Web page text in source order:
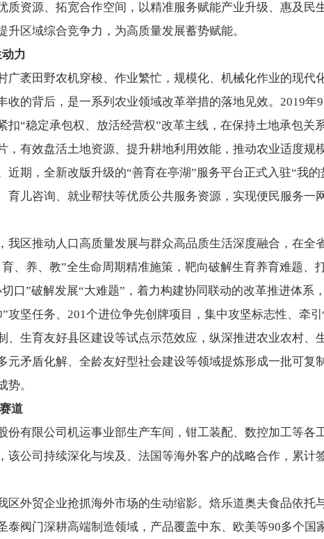
质资源、拓宽合作空间，以精准服务赋能产业升级、惠及民
升区域综合竞争力，为高质量发展蓄势赋能。
力
广袤田野农机穿梭、作业繁忙，规模化、机械化作业的现代
收的背后，是一系列农业领域改革举措的落地见效。2019
扣“稳定承包权、放活经营权”改革主线，在保持土地承包关
，有效盘活土地资源、提升耕地利用效能，推动农业适度规
近期，全新改版升级的“善育在亭湖”服务平台正式入驻“我
育儿咨询、就业帮扶等优质公共服务资源，实现便民服务一
我区推动人口高质量发展与群众高品质生活深度融合，在全
、养、教”全生命周期精准施策，靶向破解生育养育难题、
口”破解发展“大难题”，着力构建协同联动的改革推进体系
攻坚任务、201个进位争先创牌项目，集中攻坚标志性、牵
、生育友好县区建设等试点示范效应，纵深推进农业农村、
元矛盾化解、全龄友好型社会建设等领域提炼形成一批可复
势。
道
份有限公司机运事业部生产车间，钳工装配、数控加工等各
该公司持续深化与埃及、法国等海外客户的战略合作，累计
区外贸企业抢抓海外市场的生动缩影。焙乐道奥夫食品依托
泰阀门深耕高端制造领域，产品覆盖中东、欧美等90多个国